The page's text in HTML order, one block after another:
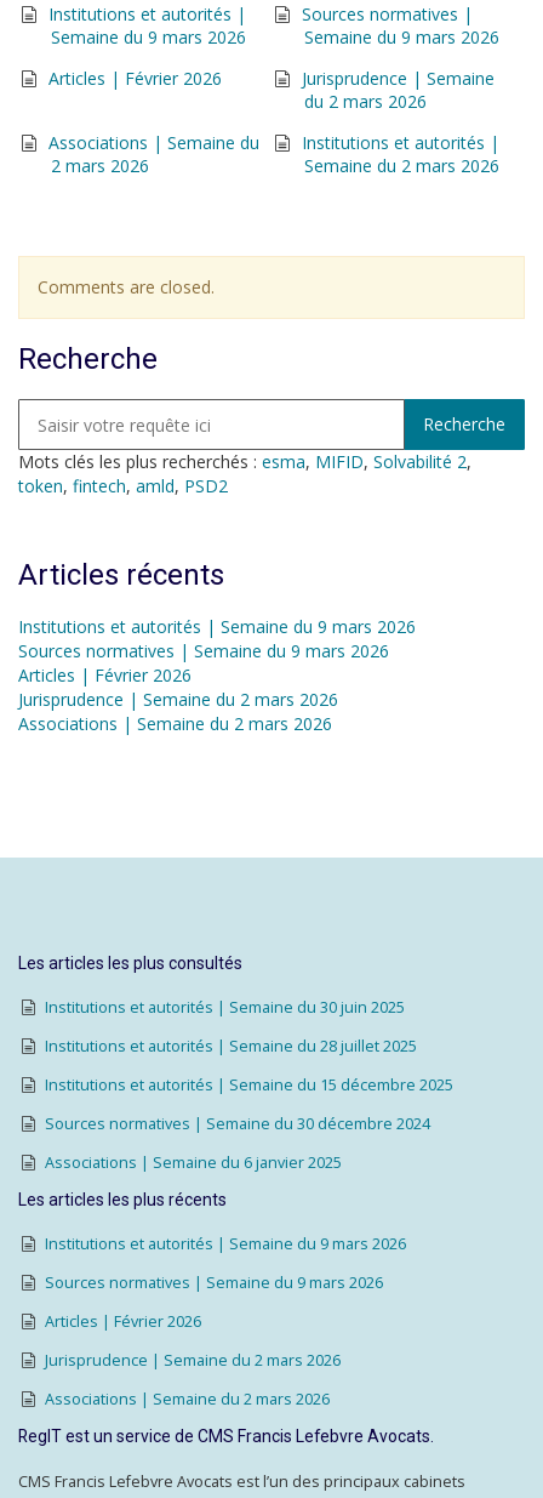
Institutions et autorités |
Semaine du 9 mars 2026
Sources normatives |
Semaine du 9 mars 2026
Articles | Février 2026
Jurisprudence | Semaine
du 2 mars 2026
Associations | Semaine du
2 mars 2026
Institutions et autorités |
Semaine du 2 mars 2026
Comments are closed.
Recherche
Mots clés les plus recherchés : esma, MIFID, Solvabilité 2,
token, fintech, amld, PSD2
Articles récents
Institutions et autorités | Semaine du 9 mars 2026
Sources normatives | Semaine du 9 mars 2026
Articles | Février 2026
Jurisprudence | Semaine du 2 mars 2026
Associations | Semaine du 2 mars 2026
Les articles les plus consultés
Institutions et autorités | Semaine du 30 juin 2025
Institutions et autorités | Semaine du 28 juillet 2025
Institutions et autorités | Semaine du 15 décembre 2025
Sources normatives | Semaine du 30 décembre 2024
Associations | Semaine du 6 janvier 2025
Les articles les plus récents
Institutions et autorités | Semaine du 9 mars 2026
Sources normatives | Semaine du 9 mars 2026
Articles | Février 2026
Jurisprudence | Semaine du 2 mars 2026
Associations | Semaine du 2 mars 2026
RegIT est un service de CMS Francis Lefebvre Avocats.
CMS Francis Lefebvre Avocats est l’un des principaux cabinets